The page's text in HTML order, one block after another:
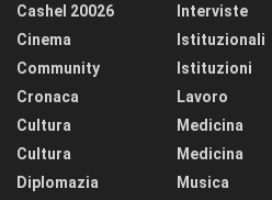
Cashel 20026
Cinema
Community
Cronaca
Cultura
Cultura
Diplomazia
Interviste
Istituzionali
Istituzioni
Lavoro
Medicina
Medicina
Musica